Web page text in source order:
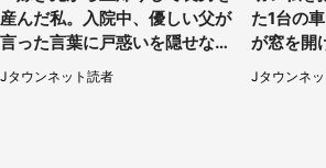
産んだ私。入院中、優しい父が
言った言葉に戸惑いを隠せな
い」（兵庫県・50代女性）
Jタウンネット読者
た1台の
が窓を開
Jタウンネ